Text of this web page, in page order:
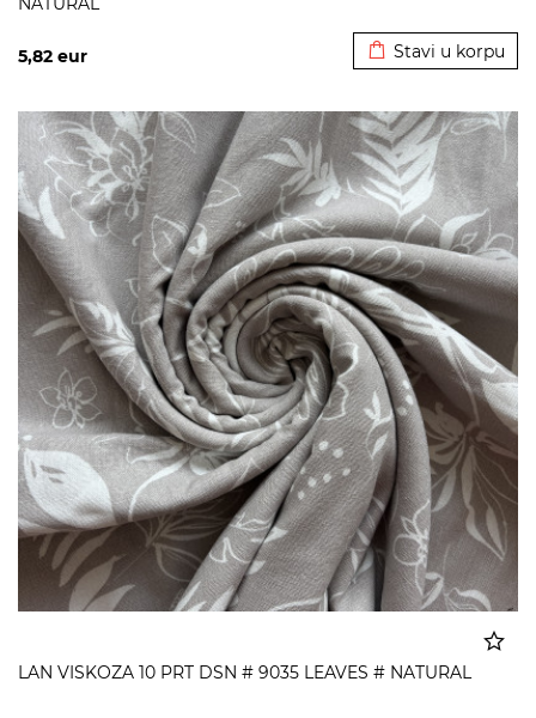
5,82 eur Stavi u korpu
LAN VISKOZA 10 PRT DSN # 9035 LEAVES # NATURAL